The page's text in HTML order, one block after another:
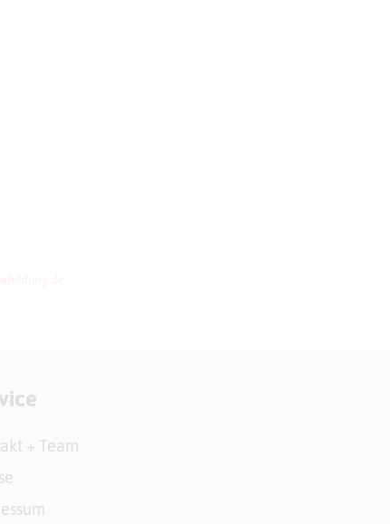
+ Team